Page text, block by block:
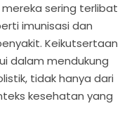
sering terlibat
imunisasi dan
Keikutsertaan
dalam mendukung
tidak hanya dari
kesehatan yang